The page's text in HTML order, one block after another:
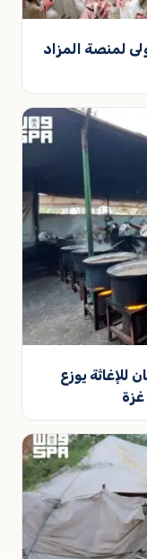
الأولى لمنصة المزاد
للإغاثة يوزع